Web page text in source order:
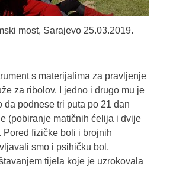
most, Sarajevo 25.03.2019.
s materijalima za pravljenje
za ribolov. I jedno i drugo mu je
da podnese tri puta po 21 dan
(pobiranje matičnih ćelija i dvije
Pored fizičke boli i brojnih
smo i psihičku bol,
tijela koje je uzrokovala